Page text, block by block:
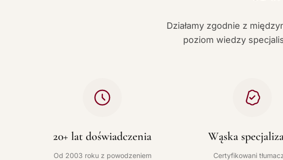
Działamy zgodnie z
poziom wiedzy
20+ lat doświadczenia
Od 2003 roku z powodzeniem
Wąska
Certyfikowani